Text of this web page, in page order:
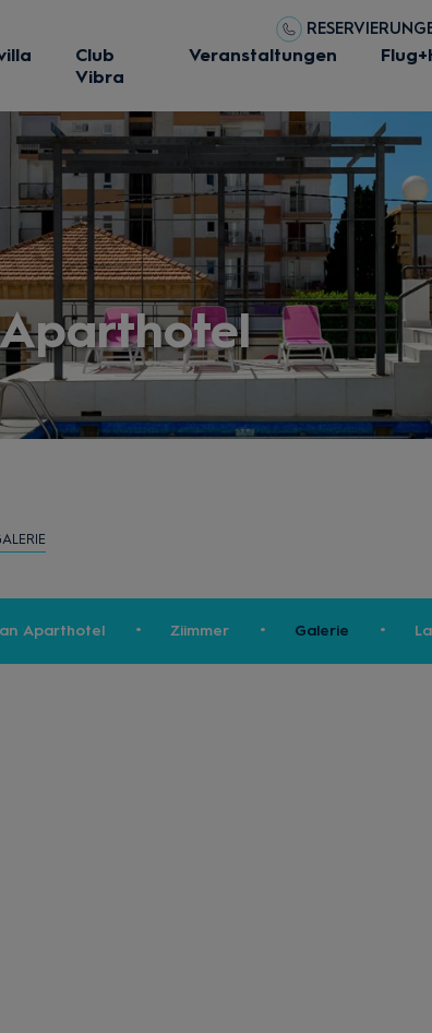
Club
Vibra
Veranstaltungen
Aparthotel Ziimmer Galerie